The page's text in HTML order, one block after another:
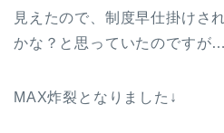
見えたので、制度早仕掛けさ
かな？と思っていたのですが…
MAX炸裂となりました↓